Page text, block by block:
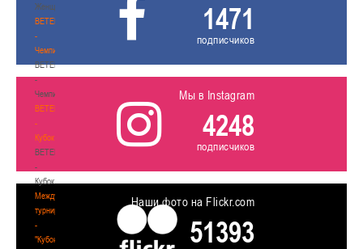
Женщины
BETERA
-
Чемпионат
BETERA
-
Чемпионат
BETERA
-
Кубок
BETERA
-
Кубок
Международный
турнир
-
"Кубок
1471
подписчиков
Мы в Instagram
4248
подписчиков
Наши фото на Flickr.com
51393